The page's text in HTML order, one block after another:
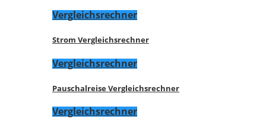
Vergleichsrechner
Strom Vergleichsrechner
Vergleichsrechner
Pauschalreise Vergleichsrechner
Vergleichsrechner